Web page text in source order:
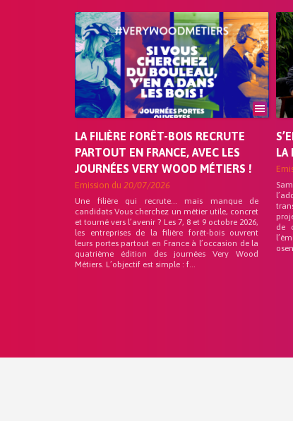
LA FILIÈRE FORÊT-BOIS RECRUTE
PARTOUT EN FRANCE, AVEC LES
JOURNÉES VERY WOOD MÉTIERS !
Emission du 20/07/2026
Une filière qui recrute… mais manque de
candidats Vous cherchez un métier utile, concret
et tourné vers l’avenir ? Les 7, 8 et 9 octobre 2026,
les entreprises de la filière forêt-bois ouvrent
leurs portes partout en France à l’occasion de la
quatrième édition des journées Very Wood
Métiers. L’objectif est simple : f...
LA
de